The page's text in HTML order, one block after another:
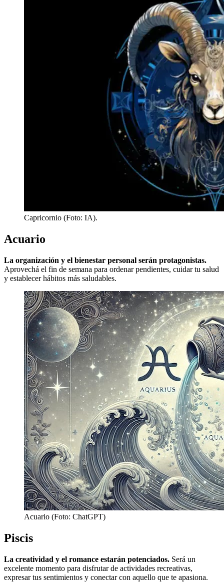
Capricornio (Foto: IA).
Acuario
La organización y el bienestar personal serán protagonistas.
Aprovechá el fin de semana para ordenar pendientes, cuidar tu salud
y establecer hábitos más saludables.
Acuario (Foto: ChatGPT)
Piscis
La creatividad y el romance estarán potenciados. Será un
excelente momento para disfrutar de actividades recreativas,
expresar tus sentimientos y conectar con aquello que te apasiona.